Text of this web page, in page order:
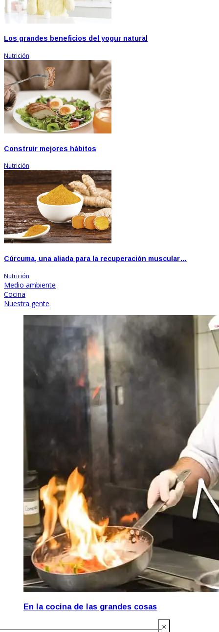
Los grandes beneficios del yogur natural
Nutrición
Construir mejores hábitos
Nutrición
Cúrcuma, una aliada para la recuperación muscular…
Nutrición
Medio ambiente
Cocina
Nuestra gente
En la cocina de las grandes cosas
×